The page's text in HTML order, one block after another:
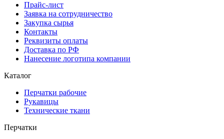
Прайс-лист
Заявка на сотрудничество
Закупка сырья
Контакты
Реквизиты оплаты
Доставка по РФ
Нанесение логотипа компании
Каталог
Перчатки рабочие
Рукавицы
Технические ткани
Перчатки